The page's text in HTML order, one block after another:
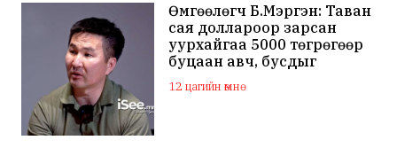
Өмгөөлөгч Б.Мэргэн: Таван
сая доллароор зарсан
уурхайгаа 5000 төгрөгөөр
буцаан авч, бусдыг
залилсан Ө.Ганзоригийн
өмгөөлөгч ёс зүйгүйгээр
12 цагийн өмнө